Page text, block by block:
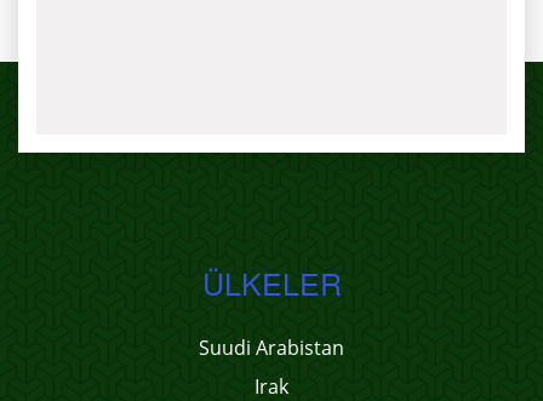
ÜLKELER
Suudi Arabistan
Irak